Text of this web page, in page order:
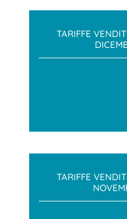
TARIFFE
TARIFFE